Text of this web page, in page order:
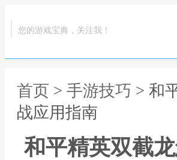
您的游戏宝典，关注我！
首页 > 手游技巧 > 和
战应用指南
和平精英双截